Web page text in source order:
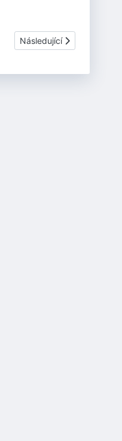
Další článek: Sedlec Mšeno
Následující